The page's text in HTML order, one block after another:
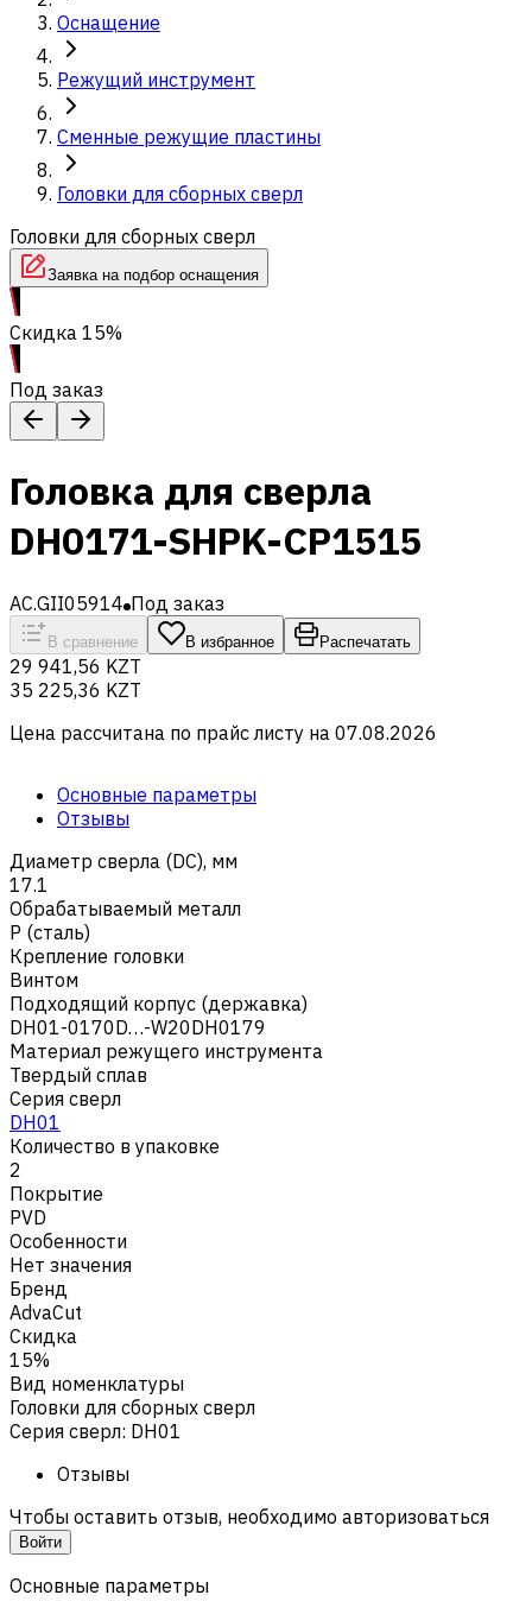
Оснащение
Режущий инструмент
Сменные режущие пластины
Головки для сборных сверл
Головки для сборных сверл
Заявка на подбор оснащения
Скидка 15%
Под заказ
Головка для сверла
DH0171-SHPK-CP1515
AC.GII05914 Под заказ
В сравнение В избранное Распечатать
29 941,56 KZT
35 225,36 KZT
Цена рассчитана по прайс листу на 07.08.2026
Основные параметры
Отзывы
Диаметр сверла (DC), мм
17.1
Обрабатываемый металл
Р (сталь)
Крепление головки
Винтом
Подходящий корпус (державка)
DH01-0170D…-W20DH0179
Материал режущего инструмента
Твердый сплав
Серия сверл
DH01
Количество в упаковке
2
Покрытие
PVD
Особенности
Нет значения
Бренд
AdvaCut
Скидка
15%
Вид номенклатуры
Головки для сборных сверл
Серия сверл: DH01
Отзывы
Чтобы оставить отзыв, необходимо авторизоваться
Войти
Основные параметры